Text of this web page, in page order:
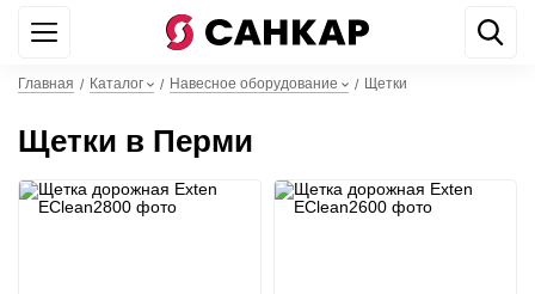
Главная / Каталог / Навесное оборудование / Щетки
Щетки в Перми
WhatsApp +7 499 842 22 44